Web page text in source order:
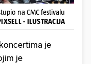
na CMC festivalu
- ILUSTRACIJA
je
je